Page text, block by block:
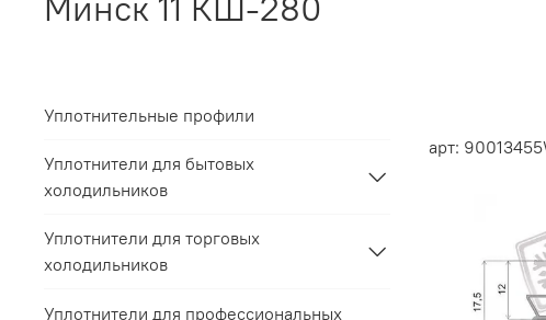
арт:
Уплотнительные профили
Уплотнители для бытовых
холодильников
Уплотнители для торговых
холодильников
Уплотнители для профессиональных